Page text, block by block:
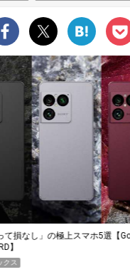
」の極上スマホ5選【